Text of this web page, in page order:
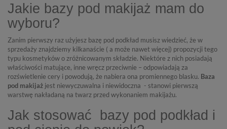
Jakie bazy pod makijaż mam do
wyboru?
Zanim pierwszy raz użyjesz bazę pod podkład musisz wiedzieć, że w
sprzedaży znajdziemy kilkanaście ( a może nawet więcej) propozycji tego
typu kosmetyków o zróżnicowanym składzie. Niektóre z nich posiadają
właściwości matujące, inne wręcz przeciwnie – odpowiadają za
rozświetlenie cery i powodują, że nabiera ona promiennego blasku. Baza
pod makijaż jest niewyczuwalna i niewidoczna - stanowi pierwszą
warstwę nakładaną na twarz przed wykonaniem makijażu.
Jak stosować
bazy pod podkład i